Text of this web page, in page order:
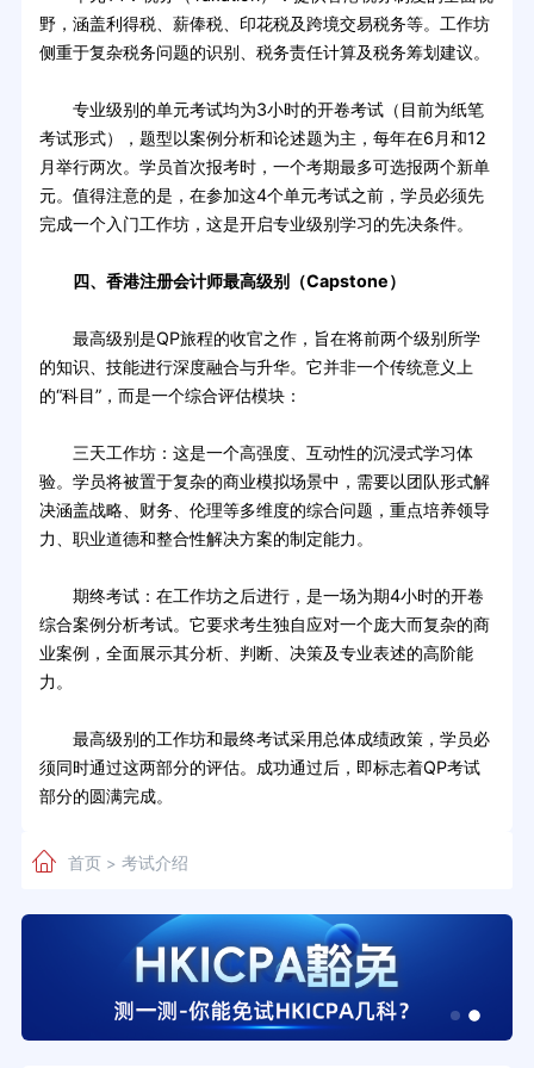
野，涵盖利得税、薪俸税、印花税及跨境交易税务等。工作坊
侧重于复杂税务问题的识别、税务责任计算及税务筹划建议。
专业级别的单元考试均为3小时的开卷考试（目前为纸笔
考试形式），题型以案例分析和论述题为主，每年在6月和12
月举行两次。学员首次报考时，一个考期最多可选报两个新单
元。值得注意的是，在参加这4个单元考试之前，学员必须先
完成一个入门工作坊，这是开启专业级别学习的先决条件。
四、香港注册会计师最高级别（Capstone）
最高级别是QP旅程的收官之作，旨在将前两个级别所学
的知识、技能进行深度融合与升华。它并非一个传统意义上
的“科目”，而是一个综合评估模块：
三天工作坊：这是一个高强度、互动性的沉浸式学习体
验。学员将被置于复杂的商业模拟场景中，需要以团队形式解
决涵盖战略、财务、伦理等多维度的综合问题，重点培养领导
力、职业道德和整合性解决方案的制定能力。
期终考试：在工作坊之后进行，是一场为期4小时的开卷
综合案例分析考试。它要求考生独自应对一个庞大而复杂的商
业案例，全面展示其分析、判断、决策及专业表述的高阶能
力。
最高级别的工作坊和最终考试采用总体成绩政策，学员必
须同时通过这两部分的评估。成功通过后，即标志着QP考试
部分的圆满完成。
首页> 考试介绍